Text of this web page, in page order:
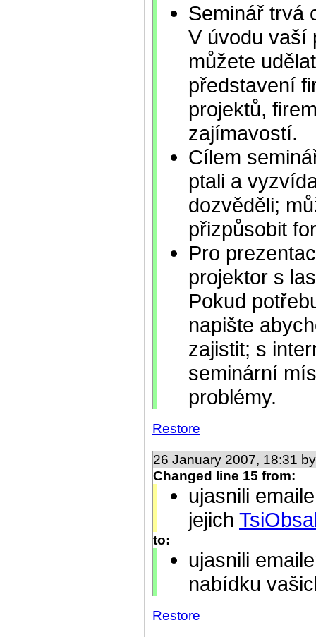
Seminář trvá
V úvodu vaší
můžete
představení
projektů,
zajímavostí.
Cílem
ptali a
dozvěděli;
přizpůsobit
Pro
projektor s
Pokud
napište
zajistit; s
seminární
problémy.
Restore
26 January 2007, 18:31
Changed line 15 from:
ujasnili
jejich
to:
ujasnili
nabídku
Restore